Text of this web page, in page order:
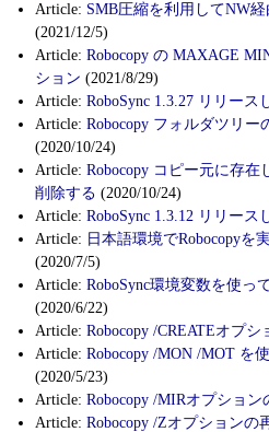
Article: SMB圧縮を利用してNW
(2021/12/5)
Article: Robocopy の MAXAGE
ション (2021/8/29)
Article: RoboSync 1.3.27 リリース
Article: Robocopy フォルダツリ
(2020/10/24)
Article: Robocopy コピー元に存
削除する (2020/10/24)
Article: RoboSync 1.3.12 リリース
Article: 日本語環境でRobocopyを
(2020/7/5)
Article: RoboSync環境変数を使っ
(2020/6/22)
Article: Robocopy /CREATEオプ
Article: Robocopy /MON /MOT を
(2020/5/23)
Article: Robocopy /MIRオプション
Article: Robocopy /Zオプションの